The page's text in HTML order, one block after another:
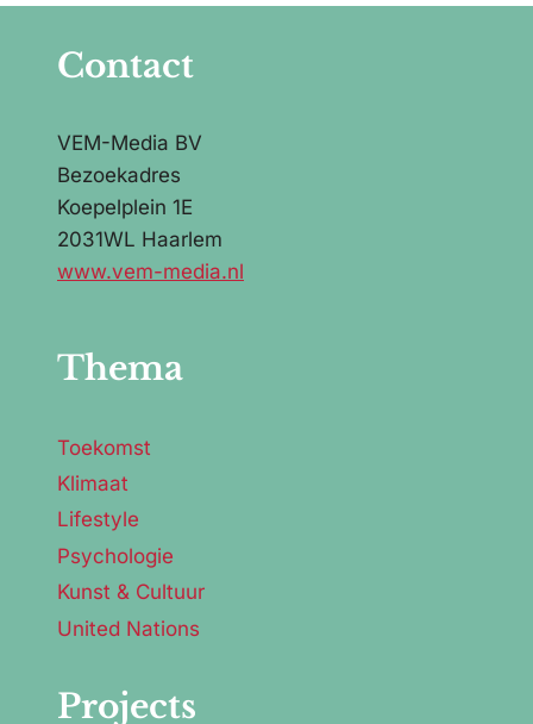
Contact
VEM-Media BV
Bezoekadres
Koepelplein 1E
2031WL Haarlem
www.vem-media.nl
Thema
Toekomst
Klimaat
Lifestyle
Psychologie
Kunst & Cultuur
United Nations
Projects